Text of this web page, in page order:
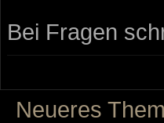
Bei Fragen
Neueres